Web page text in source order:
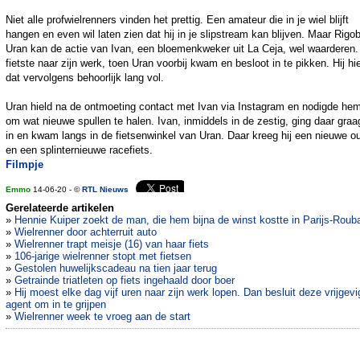
Niet alle profwielrenners vinden het prettig. Een amateur die in je wiel blijft
hangen en even wil laten zien dat hij in je slipstream kan blijven. Maar
Uran kan de actie van Ivan, een bloemenkweker uit La Ceja, wel
fietste naar zijn werk, toen Uran voorbij kwam en besloot in te pikken. Hij
dat vervolgens behoorlijk lang vol.
Uran hield na de ontmoeting contact met Ivan via Instagram en nodigde
om wat nieuwe spullen te halen. Ivan, inmiddels in de zestig, ging daar
in en kwam langs in de fietsenwinkel van Uran. Daar kreeg hij een nieuwe
en een splinternieuwe racefiets.
Filmpje
Emmo 14-06-20 - ©RTL Nieuws
Gerelateerde artikelen
» Hennie Kuiper zoekt de man, die hem bijna de winst kostte in Parijs-
» Wielrenner door achterruit auto
» Wielrenner trapt meisje (16) van haar fiets
» 106-jarige wielrenner stopt met fietsen
» Gestolen huwelijkscadeau na tien jaar terug
» Getrainde triatleten op fiets ingehaald door boer
» Hij moest elke dag vijf uren naar zijn werk lopen. Dan besluit deze
agent om in te grijpen
» Wielrenner week te vroeg aan de start